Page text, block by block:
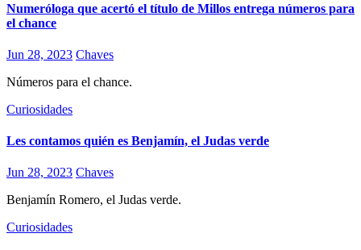
Numeróloga que acertó el título de Millos entrega números para
el chance
Jun 28, 2023 Chaves
Números para el chance.
Curiosidades
Les contamos quién es Benjamín, el Judas verde
Jun 28, 2023 Chaves
Benjamín Romero, el Judas verde.
Curiosidades